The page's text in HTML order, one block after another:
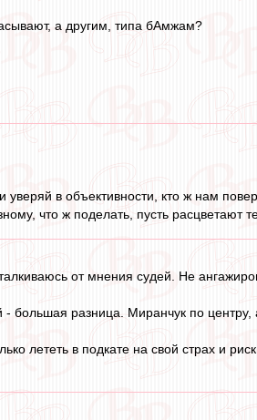
а другим, типа бАмжам?
уверяй в объективности, кто ж нам
что ж поделать, пусть расцветают
от мнения судей. Не
большая разница. Миранчук по
лететь в подкате на свой страх и